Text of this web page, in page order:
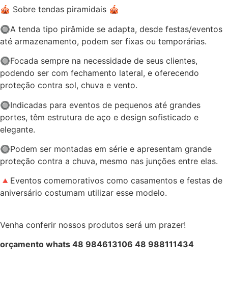
🎪 Sobre tendas piramidais 🎪
🔘A tenda tipo pirâmide se adapta, desde festas/eventos
até armazenamento, podem ser fixas ou temporárias.
🔘Focada sempre na necessidade de seus clientes,
podendo ser com fechamento lateral, e oferecendo
proteção contra sol, chuva e vento.
🔘Indicadas para eventos de pequenos até grandes
portes, têm estrutura de aço e design sofisticado e
elegante.
🔘Podem ser montadas em série e apresentam grande
proteção contra a chuva, mesmo nas junções entre elas.
🔺Eventos comemorativos como casamentos e festas de
aniversário costumam utilizar esse modelo.
Venha conferir nossos produtos será um prazer!
orçamento whats 48 984613106 48 988111434